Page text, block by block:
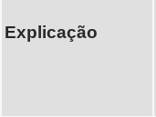
Explicação